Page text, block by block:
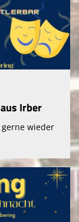
Irber
wieder